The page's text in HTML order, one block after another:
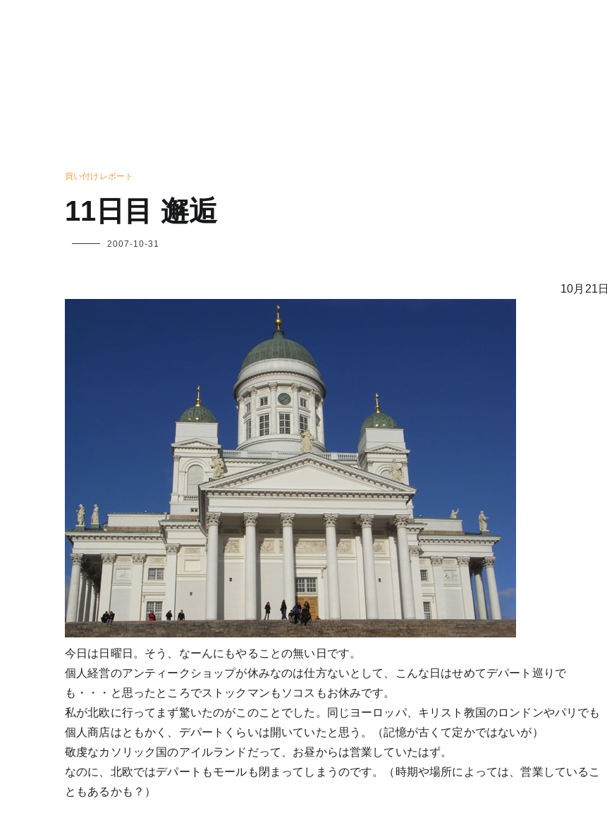
買い付けレポート
11日目 邂逅
フ
2007-10-31
10月21日
今日は日曜日。そう、なーんにもやることの無い日です。
個人経営のアンティークショップが休みなのは仕方ないとして、こんな日はせめてデパート巡りで
も・・・と思ったところでストックマンもソコスもお休みです。
私が北欧に行ってまず驚いたのがこのことでした。同じヨーロッパ、キリスト教国のロンドンやパリでも
個人商店はともかく、デパートくらいは開いていたと思う。（記憶が古くて定かではないが）
敬虔なカソリック国のアイルランドだって、お昼からは営業していたはず。
なのに、北欧ではデパートもモールも閉まってしまうのです。（時期や場所によっては、営業しているこ
ともあるかも？）